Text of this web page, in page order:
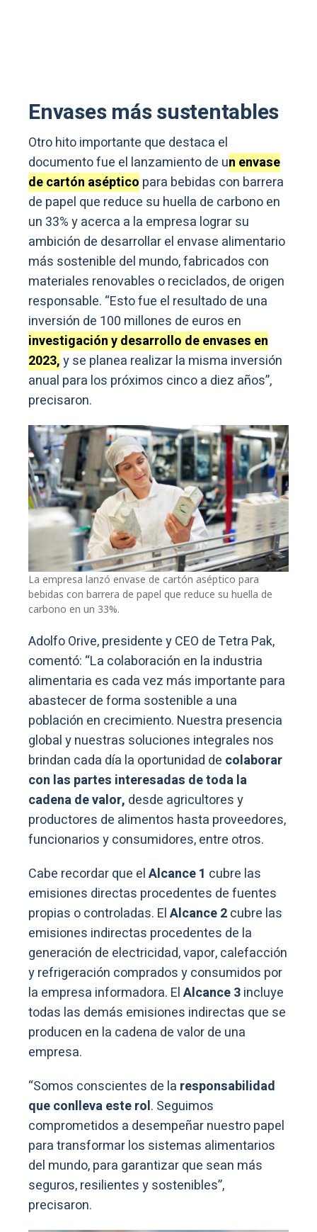
Envases más sustentables
Otro hito importante que destaca el
documento fue el lanzamiento de un envase
de cartón aséptico para bebidas con barrera
de papel que reduce su huella de carbono en
un 33% y acerca a la empresa lograr su
ambición de desarrollar el envase alimentario
más sostenible del mundo, fabricados con
materiales renovables o reciclados, de origen
responsable. “Esto fue el resultado de una
inversión de 100 millones de euros en
investigación y desarrollo de envases en
2023,y se planea realizar la misma inversión
anual para los próximos cinco a diez años”,
precisaron.
La empresa lanzó envase de cartón aséptico para
bebidas con barrera de papel que reduce su huella de
carbono en un 33%.
Adolfo Orive, presidente y CEO de Tetra Pak,
comentó: “La colaboración en la industria
alimentaria es cada vez más importante para
abastecer de forma sostenible a una
población en crecimiento. Nuestra presencia
global y nuestras soluciones integrales nos
brindan cada día la oportunidad de colaborar
con las partes interesadas de toda la
cadena de valor, desde agricultores y
productores de alimentos hasta proveedores,
funcionarios y consumidores, entre otros.
Cabe recordar que elAlcance 1 cubre las
emisiones directas procedentes de fuentes
propias o controladas. ElAlcance 2cubre las
emisiones indirectas procedentes de la
generación de electricidad, vapor, calefacción
y refrigeración comprados y consumidos por
la empresa informadora. ElAlcance 3incluye
todas las demás emisiones indirectas que se
producen en la cadena de valor de una
empresa.
“Somos conscientes de la responsabilidad
que conlleva este rol. Seguimos
comprometidos a desempeñar nuestro papel
para transformar los sistemas alimentarios
del mundo, para garantizar que sean más
seguros, resilientes y sostenibles”,
precisaron.